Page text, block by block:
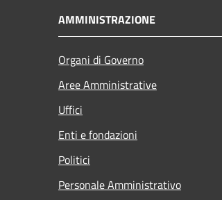
AMMINISTRAZIONE
Organi di Governo
Aree Amministrative
Uffici
Enti e fondazioni
Politici
Personale Amministrativo